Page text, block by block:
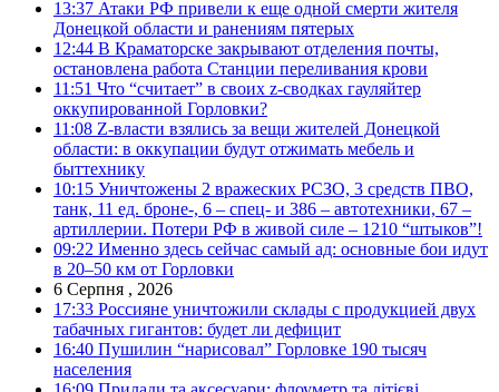
13:37 Атаки РФ привели к еще одной смерти жителя
Донецкой области и ранениям пятерых
12:44 В Краматорске закрывают отделения почты,
остановлена работа Станции переливания крови
11:51 Что “считает” в своих z-сводках гауляйтер
оккупированной Горловки?
11:08 Z-власти взялись за вещи жителей Донецкой
области: в оккупации будут отжимать мебель и
быттехнику
10:15 Уничтожены 2 вражеских РСЗО, 3 средств ПВО,
танк, 11 ед. броне-, 6 – спец- и 386 – автотехники, 67 –
артиллерии. Потери РФ в живой силе – 1210 “штыков”!
09:22 Именно здесь сейчас самый ад: основные бои идут
в 20–50 км от Горловки
6 Серпня , 2026
17:33 Россияне уничтожили склады с продукцией двух
табачных гигантов: будет ли дефицит
16:40 Пушилин “нарисовал” Горловке 190 тысяч
населения